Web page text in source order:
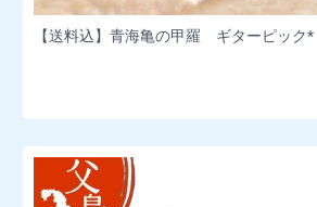
【送料込】青海亀の甲羅 ギターピック*